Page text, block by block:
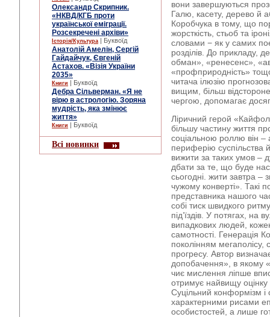
Олександр Скрипник.
«НКВД/КГБ проти
української еміграції.
Розсекречені архіви»
Історія/Культура | Буквоїд
Анатолій Амелін, Сергій
Гайдайчук, Євгеній
Астахов. «Візія України
2035»
Книги | Буквоїд
Дебра Сільверман. «Я не
вірю в астрологію. Зоряна
мудрість, яка змінює
життя»
Книги | Буквоїд
Всі новинки
вони завершуються
Галю, касету, дерево й
Коробчука в тому, що
жорсткість, стьоб та
словами − як у самих
розділів. До прикладу,
обман», «ренесенс»,
«профприродність»
читача ілюзію
вищим, більш
чергою, допомагає
Ліричний герой
більшу частину життя
соціальною роллю він –
периферію суспільства
вижити за таких умов –
дбати за те, що буде
сьогодні. жити завтра –
чужому конверті». Такі
представника нашого
собі тиск швидкого
під’їздів. У потягах, на
випадкових людей,
самотності. Генерація
поколінням мегаполісу,
прогресу. Автор
допобачення», в якому
чиє мислення ліпше
отримує найвищу
Суцільний конформізм і
характерними рисами
особистостей, а лише